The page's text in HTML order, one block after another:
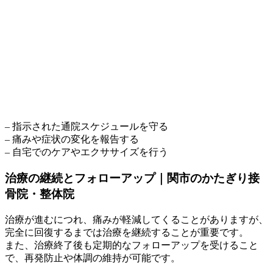
– 指示された通院スケジュールを守る
– 痛みや症状の変化を報告する
– 自宅でのケアやエクササイズを行う
治療の継続とフォローアップ｜関市のかたぎり接
骨院・整体院
治療が進むにつれ、痛みが軽減してくることがありますが、
完全に回復するまでは治療を継続することが重要です。
また、治療終了後も定期的なフォローアップを受けること
で、再発防止や体調の維持が可能です。